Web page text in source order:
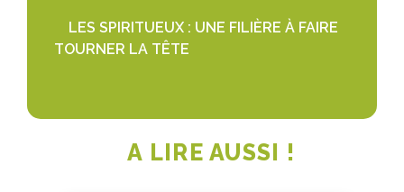
LES SPIRITUEUX : UNE FILIÈRE À FAIRE
TOURNER LA TÊTE
A LIRE AUSSI !